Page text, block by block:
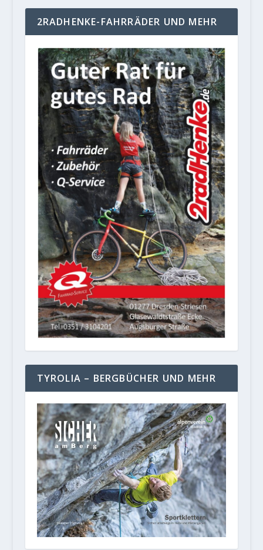
2RADHENKE-FAHRRÄDER UND MEHR
TYROLIA – BERGBÜCHER UND MEHR